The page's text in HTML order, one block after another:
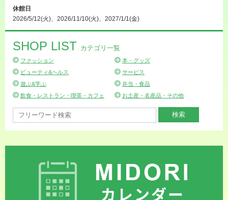
休館日
2026/5/12(火)、2026/11/10(火)、2027/1/1(金)
SHOP LIST カテゴリ一覧
ファッション
本・グッズ
ビューティ&ヘルス
サービス
遊ぶ&学ぶ
弁当・食品
飲食・レストラン・喫茶・カフェ
お土産・名産品・その他